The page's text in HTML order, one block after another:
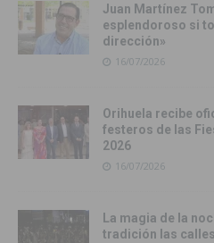
Juan Martínez
esplendoroso si
dirección»
16/07/2026
Orihuela recibe
festeros de las
2026
16/07/2026
La magia de la
tradición las